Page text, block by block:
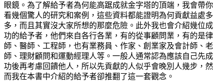
眼鏡。為了解給予者為何能高踞成就金字塔的頂端，我會帶你
看幾個驚人的研究和案例，這些資料都能證明為何貢獻益處多
多，而且其實沒大家所想的那麼危險。此外我也會介紹幾位成
功的給予者，他們來自各行各業，有的從事顧問業，有的是律
師、醫師、工程師，也有業務員、作家、創業家及會計師、老
師、理財顧問和運動經理人等。一般人通常認為應該自己先成
功後再考慮回饋他人，所以先貢獻的人似乎會晚別人幾步，然
而我在本書中介紹的給予者卻推翻了這一套觀念。